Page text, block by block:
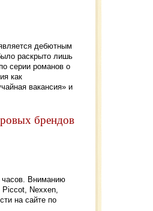
дебютным
раскрыто лишь
серии романов о
как
вакансия» и
брендов
часов. Вниманию
Nexxen,
на сайте по